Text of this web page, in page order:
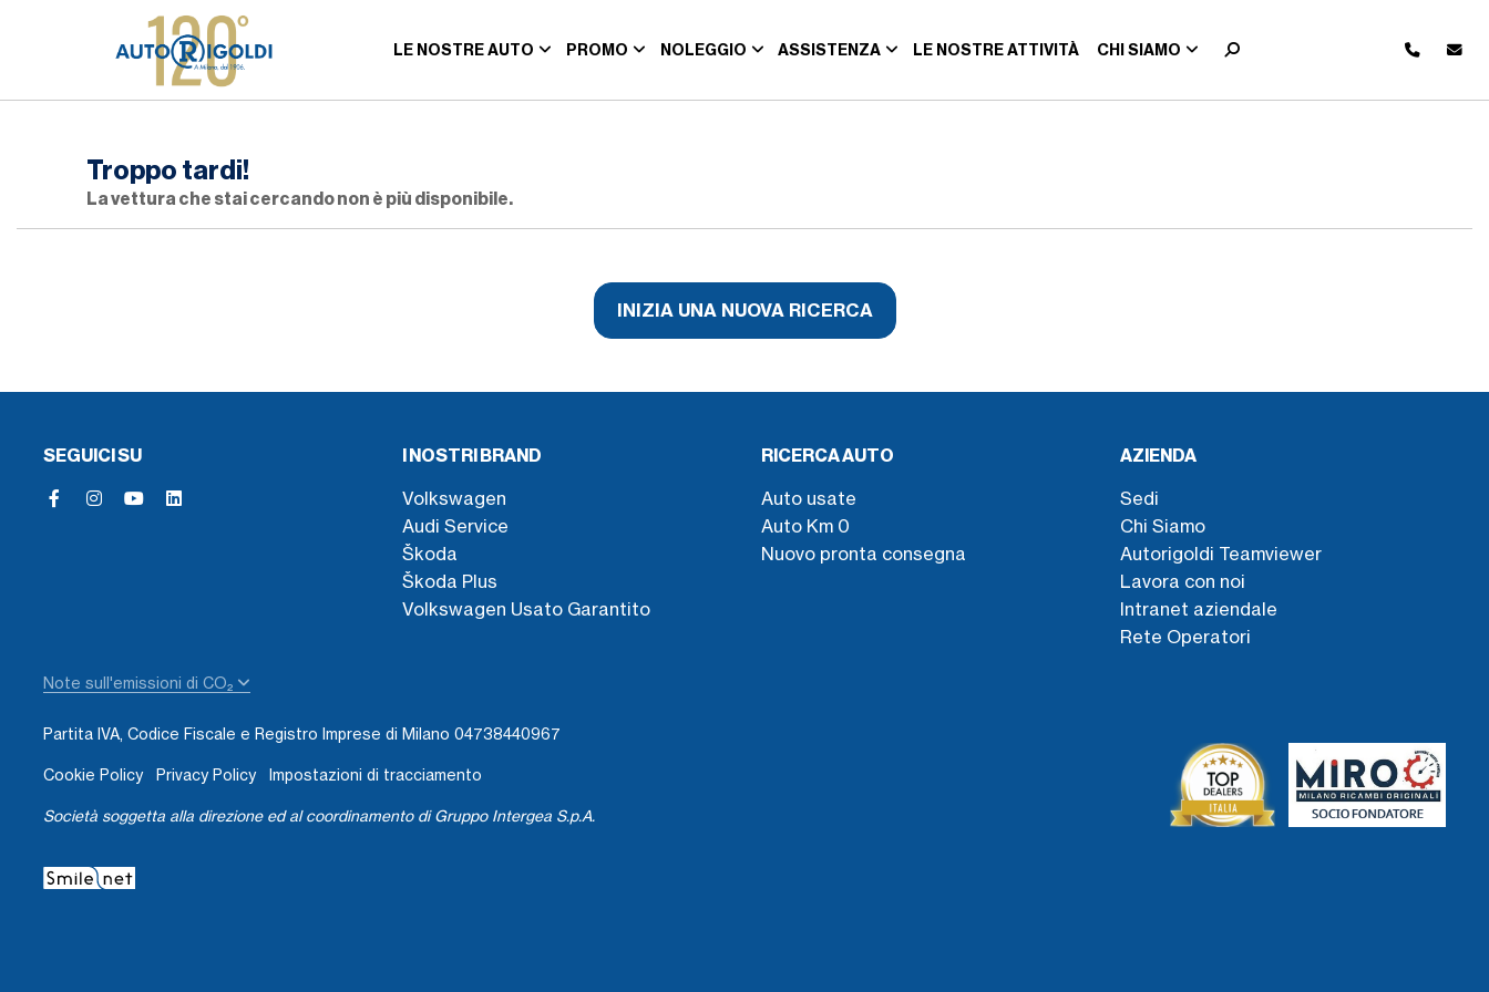
LE NOSTRE AUTO PROMO NOLEGGIO ASSISTENZA LE NOSTRE ATTIVITÀ CHI SIAMO
Troppo tardi!
La vettura che stai cercando non è più disponibile.
INIZIA UNA NUOVA RICERCA
SEGUICI SU I NOSTRI BRAND
Volkswagen
Audi Service
Škoda
Škoda Plus
Volkswagen Usato Garantito
RICERCA AUTO
Auto usate
Auto Km 0
Nuovo pronta consegna
AZIENDA
Sedi
Chi Siamo
Autorigoldi Teamviewer
Lavora con noi
Intranet aziendale
Rete Operatori
Note sull'emissioni di CO₂
Partita IVA, Codice Fiscale e Registro Imprese di Milano 04738440967
Cookie Policy Privacy Policy Impostazioni di tracciamento
Società soggetta alla direzione ed al coordinamento di Gruppo Intergea S.p.A.